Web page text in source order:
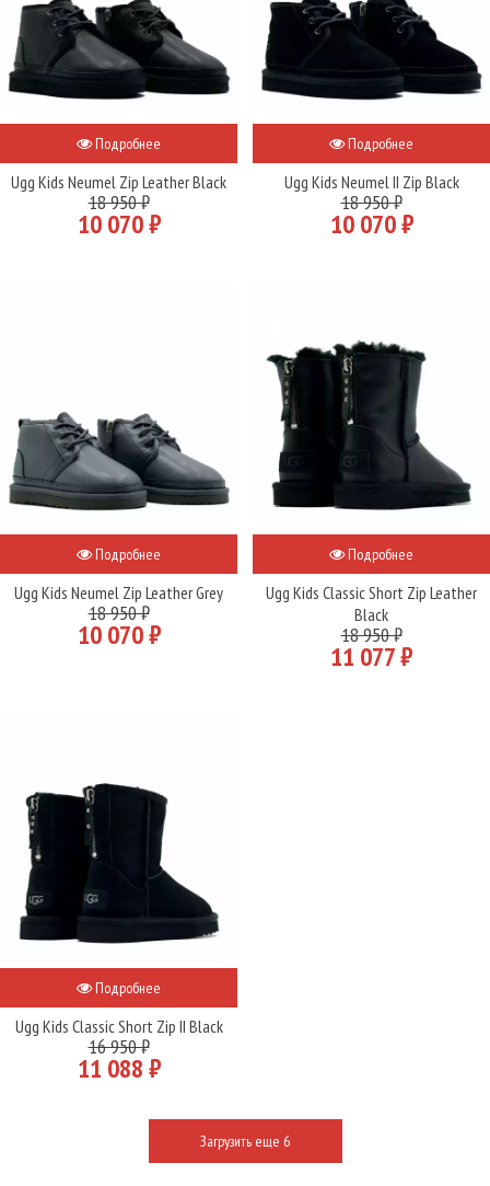
Подробнее
Ugg Kids Neumel Zip Leather Black
18 950 ₽
10 070 ₽
Подробнее
Ugg Kids Neumel II Zip Black
18 950 ₽
10 070 ₽
Подробнее
Ugg Kids Neumel Zip Leather Grey
18 950 ₽
10 070 ₽
Подробнее
Ugg Kids Classic Short Zip Leather
Black
18 950 ₽
11 077 ₽
Подробнее
Ugg Kids Classic Short Zip II Black
16 950 ₽
11 088 ₽
Загрузить еще 6